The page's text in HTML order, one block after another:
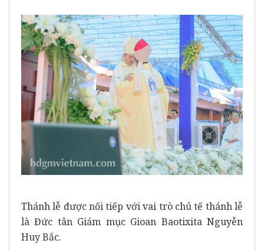
Thánh lễ được nối tiếp với vai trò chủ tế thánh lễ
là Đức tân Giám mục Gioan Baotixita Nguyễn
Huy Bắc.